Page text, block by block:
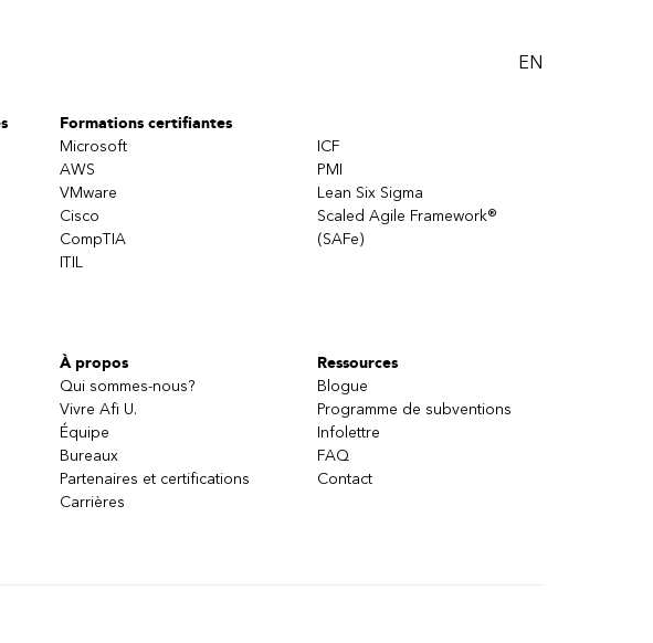
EN
Formations certifiantes
Microsoft
AWS
VMware
Cisco
CompTIA
ITIL
ICF
PMI
Lean Six Sigma
Scaled Agile Framework®
(SAFe)
À propos
Qui sommes-nous?
Vivre Afi U.
Équipe
Bureaux
Partenaires et certifications
Carrières
Ressources
Blogue
Programme de subventions
Infolettre
FAQ
Contact